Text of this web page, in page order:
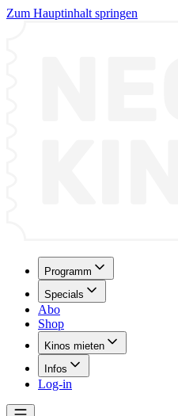
Zum Hauptinhalt springen
Programm
Specials
Abo
Shop
Kinos mieten
Infos
Log-in